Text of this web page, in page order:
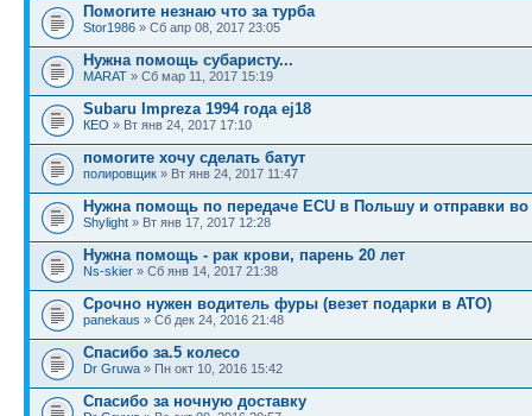
Помогите незнаю что за турба
Stor1986 » Сб апр 08, 2017 23:05
Нужна помощь субаристу...
MARAT » Сб мар 11, 2017 15:19
Subaru Impreza 1994 года ej18
КЕО » Вт янв 24, 2017 17:10
помогите хочу сделать батут
полировщик » Вт янв 24, 2017 11:47
Нужна помощь по передаче ECU в Польшу и отправки
Shylight » Вт янв 17, 2017 12:28
Нужна помощь - рак крови, парень 20 лет
Ns-skier » Сб янв 14, 2017 21:38
Срочно нужен водитель фуры (везет подарки в АТО)
panekaus » Сб дек 24, 2016 21:48
Спасибо за.5 колесо
Dr Gruwa » Пн окт 10, 2016 15:42
Спасибо за ночную доставку